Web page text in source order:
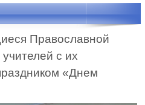
Православной
с их
«Днем